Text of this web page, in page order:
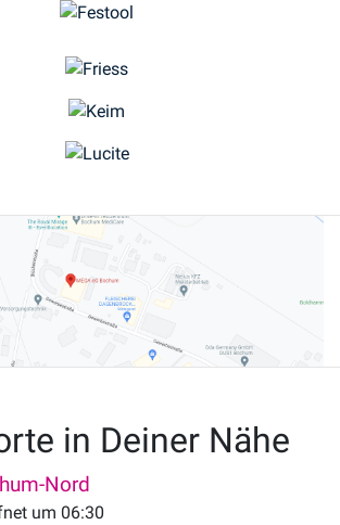
in Deiner Nähe
Nord
um 06:30